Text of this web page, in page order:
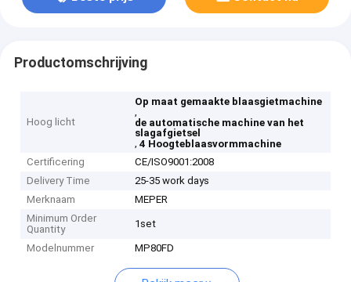
Productomschrijving
Hoog licht
Op maat gemaakte blaasgietmachine
,
de automatische machine van het
slagafgietsel
,4 Hoogteblaasvormmachine
Certificering
CE/ISO9001:2008
Delivery Time
25-35 work days
Merknaam
MEPER
Minimum Order
Quantity
1set
Modelnummer MP80FD